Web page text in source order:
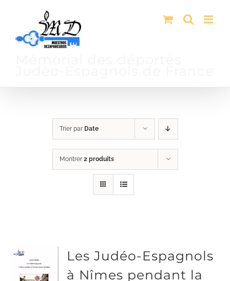
contenu
Trier par Date
Montrer 2 produits
Les Judéo-Espagnols
à Nîmes pendant la